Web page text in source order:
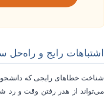
اشتباهات رایج و راه‌حل
شناخت خطاهای رایجی که
می‌تواند از هدر رفتن وقت و رد